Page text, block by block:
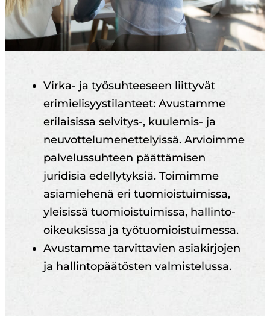
Virka- ja työsuhteeseen liittyvät
erimielisyystilanteet: Avustamme
erilaisissa selvitys-, kuulemis- ja
neuvottelumenettelyissä. Arvioimme
palvelussuhteen päättämisen
juridisia edellytyksiä. Toimimme
asiamiehenä eri tuomioistuimissa,
yleisissä tuomioistuimissa, hallinto-
oikeuksissa ja työtuomioistuimessa.
Avustamme tarvittavien asiakirjojen
ja hallintopäätösten valmistelussa.